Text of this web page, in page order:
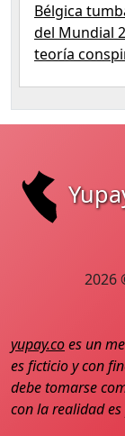
Bélgica
del Mundial
teoría
2026
yupay.coes un
es ficticio y con
debe tomarse
con la realidad